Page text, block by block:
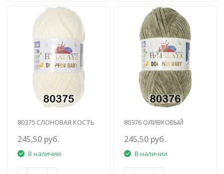
80375 СЛОНОВАЯ КОСТЬ
245,50 руб.
В наличии
80376 ОЛИВКОВЫЙ
245,50 руб.
В наличии